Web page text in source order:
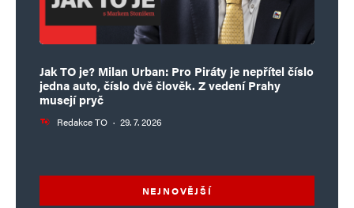
Jak TO je? Milan Urban: Pro Piráty je nepřítel číslo
jedna auto, číslo dvě člověk. Z vedení Prahy
musejí pryč
Redakce TO · 29. 7. 2026
NEJNOVĚJŠÍ